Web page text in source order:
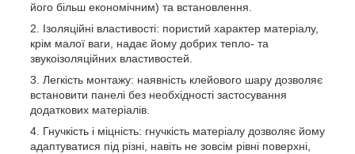
його більш економічним) та встановлення.
Ізоляційні властивості: пористий характер матеріалу,
крім малої ваги, надає йому добрих тепло- та
звукоізоляційних властивостей.
Легкість монтажу: наявність клейового шару дозволяє
встановити панелі без необхідності застосування
додаткових матеріалів.
Гнучкість і міцність: гнучкість матеріалу дозволяє йому
адаптуватися під різні, навіть не зовсім рівні поверхні,